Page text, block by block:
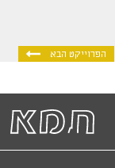
הפרוייקט הבא